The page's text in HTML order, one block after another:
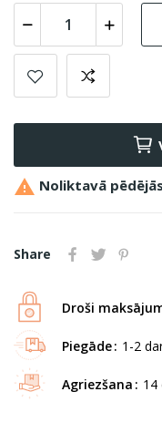
 Noliktavā
Share
Droši
Piegāde 1-2
Agriezšana 14